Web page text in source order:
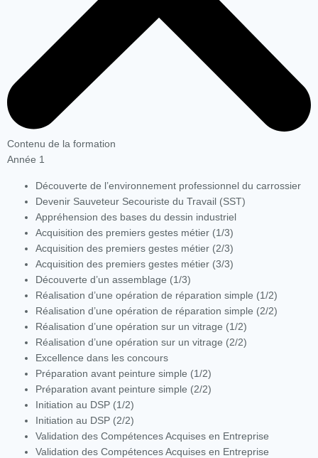
Contenu de la formation
Année 1
Découverte de l’environnement professionnel du carrossier
Devenir Sauveteur Secouriste du Travail (SST)
Appréhension des bases du dessin industriel
Acquisition des premiers gestes métier (1/3)
Acquisition des premiers gestes métier (2/3)
Acquisition des premiers gestes métier (3/3)
Découverte d’un assemblage (1/3)
Réalisation d’une opération de réparation simple (1/2)
Réalisation d’une opération de réparation simple (2/2)
Réalisation d’une opération sur un vitrage (1/2)
Réalisation d’une opération sur un vitrage (2/2)
Excellence dans les concours
Préparation avant peinture simple (1/2)
Préparation avant peinture simple (2/2)
Initiation au DSP (1/2)
Initiation au DSP (2/2)
Validation des Compétences Acquises en Entreprise
Validation des Compétences Acquises en Entreprise